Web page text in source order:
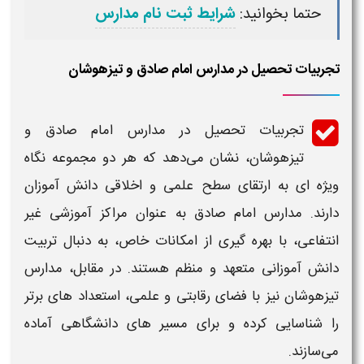
حتما بخوانید:شرایط ثبت نام مدارس
تجربیات تحصیل در مدارس امام صادق و تیزهوشان
تجربیات تحصیل در مدارس امام صادق و
تیزهوشان، نشان می‌دهد که هر دو مجموعه نگاه
ویژه‌ ای به ارتقای سطح علمی و اخلاقی دانش‌ آموزان
دارند. مدارسامام صادقبه عنوان مراکز آموزشی غیر
انتفاعی، با بهره‌ گیری از امکانات خاص، به دنبال تربیت
دانش‌ آموزانی متعهد و منظم هستند. در مقابل، مدارس
تیزهوشاننیز با فضای رقابتی و علمی، استعداد های برتر
را شناسایی کرده و برای مسیر های دانشگاهی آماده
می‌سازند.